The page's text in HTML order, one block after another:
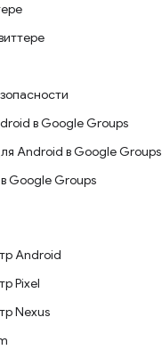
в Google Groups
Android в Google Groups
Google Groups
Android
Pixel
Nexus